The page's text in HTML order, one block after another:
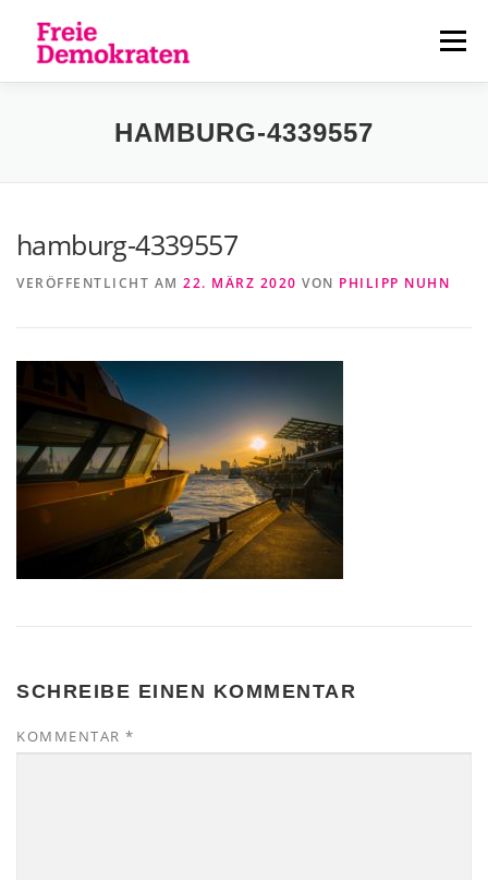
springen
Menü
ÜBER UNS AKTUELLES PERSONEN
HAMBURG-4339557
hamburg-4339557
VERÖFFENTLICHT AM 22. MÄRZ 2020 VON PHILIPP NUHN
SCHREIBE EINEN KOMMENTAR
KOMMENTAR *